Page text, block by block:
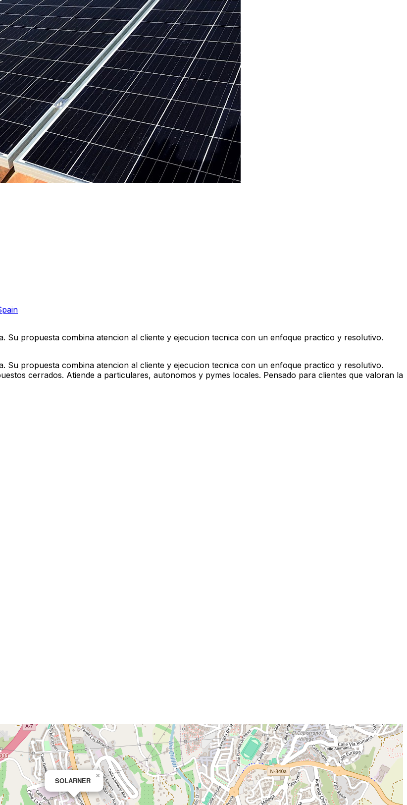
Su propuesta combina atencion al cliente y ejecucion tecnica con un enfoque practico y resolutivo.
Su propuesta combina atencion al cliente y ejecucion tecnica con un enfoque practico y resolutivo.
cerrados. Atiende a particulares, autonomos y pymes locales. Pensado para clientes que valoran la
SOLARNER
×